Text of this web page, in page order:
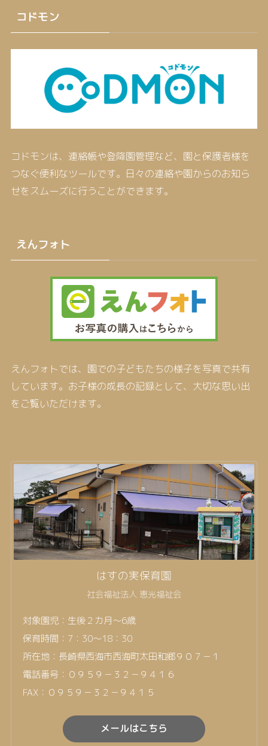
コドモン
コドモンは、連絡帳や登降園管理など、園と保護者様を
つなぐ便利なツールです。日々の連絡や園からのお知ら
せをスムーズに行うことができます。
えんフォト
えんフォトでは、園での子どもたちの様子を写真で共有
しています。お子様の成長の記録として、大切な思い出
をご覧いただけます。
はすの実保育園
社会福祉法人 恵光福祉会
対象園児：生後２カ月～6歳
保育時間：7：30～18：30
所在地：長崎県西海市西海町太田和郷９０７－１
電話番号：０９５９－３２－９４１６
FAX：０９５９－３２－９４１５
メールはこちら